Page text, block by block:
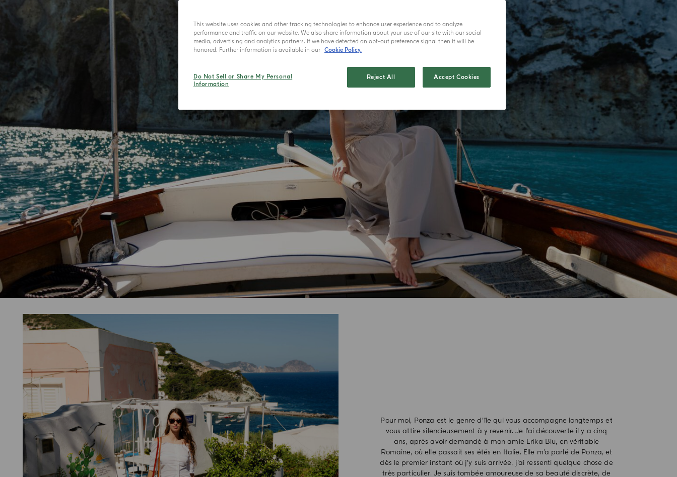
Pour moi, Ponza est le genre d’île qui vous accompagne longtemps et
vous attire silencieusement à y revenir. Je l’ai découverte il y a cinq
ans, après avoir demandé à mon amie Erika Blu, en véritable
Romaine, où elle passait ses étés en Italie. Elle m’a parlé de Ponza, et
dès le premier instant où j’y suis arrivée, j’ai ressenti quelque chose de
très particulier. Je suis tombée amoureuse de sa beauté discrète, de
This website uses cookies and other tracking technologies to enhance user experience and to analyze
performance and traffic on our website. We also share information about your use of our site with our social
media, advertising and analytics partners. If we have detected an opt-out preference signal then it will be
honored. Further information is available in our Cookie Policy.
Do Not Sell or Share My Personal
Information
Reject All Accept Cookies